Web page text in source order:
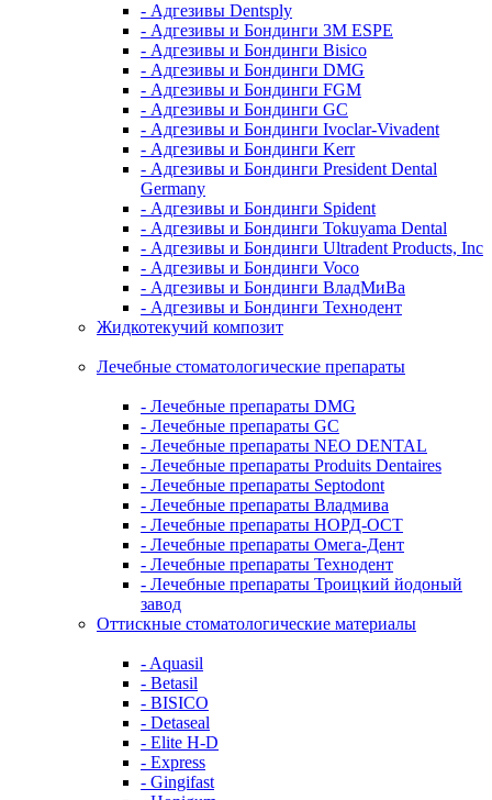
- Адгезивы Dentsply
- Адгезивы и Бондинги 3M ESPE
- Адгезивы и Бондинги Bisico
- Адгезивы и Бондинги DMG
- Адгезивы и Бондинги FGM
- Адгезивы и Бондинги GC
- Адгезивы и Бондинги Ivoclar-Vivadent
- Адгезивы и Бондинги Kerr
- Адгезивы и Бондинги President Dental
Germany
- Адгезивы и Бондинги Spident
- Адгезивы и Бондинги Tokuyama Dental
- Адгезивы и Бондинги Ultradent Products, Inc
- Адгезивы и Бондинги Voco
- Адгезивы и Бондинги ВладМиВа
- Адгезивы и Бондинги Технодент
Жидкотекучий композит
Лечебные стоматологические препараты
- Лечебные препараты DMG
- Лечебные препараты GC
- Лечебные препараты NEO DENTAL
- Лечебные препараты Produits Dentaires
- Лечебные препараты Septodont
- Лечебные препараты Владмива
- Лечебные препараты НОРД-ОСТ
- Лечебные препараты Омега-Дент
- Лечебные препараты Технодент
- Лечебные препараты Троицкий йодоный
завод
Оттискные стоматологические материалы
- Aquasil
- Betasil
- BISICO
- Detaseal
- Elite H-D
- Express
- Gingifast